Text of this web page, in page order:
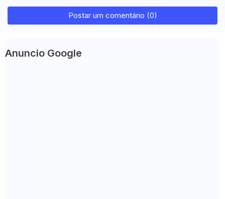
Postar um comentário (0)
Anuncio Google